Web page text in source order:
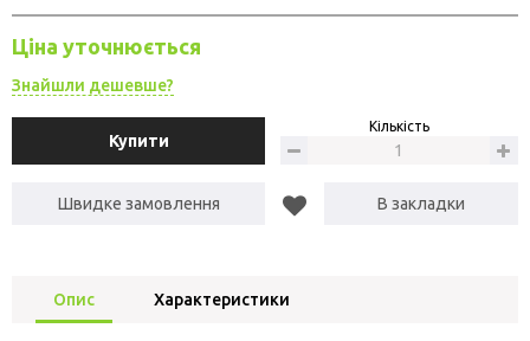
Ціна уточнюється
Знайшли дешевше?
Купити
Кількість
Швидке замовлення В закладки
Опис Характеристики